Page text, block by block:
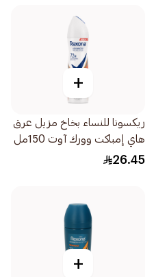
+
ريكسونا للنساء بخاخ مزيل عرق
هاي إمباكت وورك آوت 150مل
26.45
+